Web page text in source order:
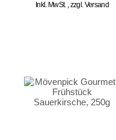
Inkl. MwSt. ,zzgl.Versand